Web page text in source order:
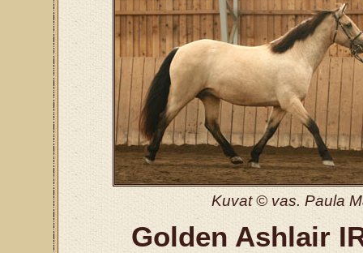
Kuvat © vas. Paula
Golden Ashlair